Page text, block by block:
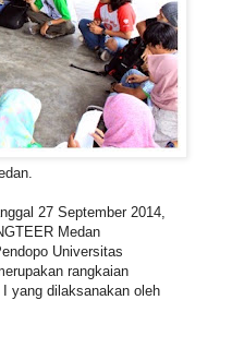
27 September 2014,
Medan
Universitas
rangkaian
yang dilaksanakan oleh